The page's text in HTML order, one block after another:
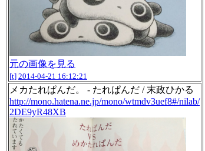
元の画像を見る
[t] 2014-04-21 16:12:21
メカたれぱんだ。 - たれぱんだ / 末政ひかる
http://mono.hatena.ne.jp/mono/wtmdv3uef8#/nilab/
2DE9yR48XB